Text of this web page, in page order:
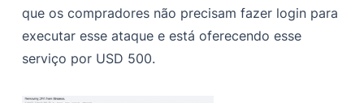
que os compradores não precisam fazer login para
executar esse ataque e está oferecendo esse
serviço por USD 500.